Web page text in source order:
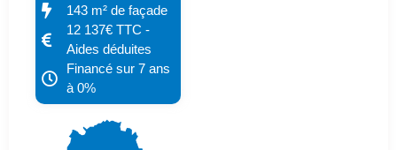
143 m² de façade
12 137€ TTC -
Aides déduites
Financé sur 7 ans
à 0%